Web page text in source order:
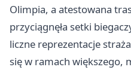
Olimpia, a atestowana
przyciągnęła setki
liczne reprezentacje
się w ramach większego,